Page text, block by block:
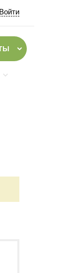
Войти